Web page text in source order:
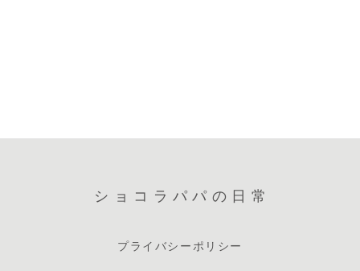
ショコラパパの日常
プライバシーポリシー